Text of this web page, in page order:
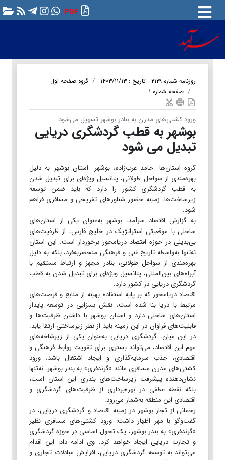
PDF
روزنامه شماره ۲۱۲۹ - تاریخ : ۱۴۰۳/۱۱/۱۳
گروه صفحه اول
صفحه شماره ۱
ورود کشتی‌های مدرن به بنادر بوشهر تسهیل می‌شود
بوشهر به قطب گردشگری دریایی
تبدیل می شود
گروه استان‌ها- حامد عرب‌زاده، بوشهر- استان بوشهر به دلیل
بهره‌مندی از سواحل طولانی، پتانسیل ویژه‌ای برای تبدیل شدن
به قطب گردشگری کشور را دارد که باید ضمن توسعه
زیرساخت‌ها، زمینه حضور شناورهای تفریحی و مسافری فراهم
شود.
به گزارش اقتصاد سرآمد، بوشهر به‌عنوان یکی از استان‌های
ساحلی با موقعیتی استراتژیک در خلیج فارس، از ظرفیت‌های
بی‌بدیلی در حوزه اقتصاد دریامحور برخوردار است. این استان
نه‌تنها به‌واسطه تاریخ غنی و فرهنگی منحصربه‌فرد، بلکه به دلیل
بهره‌مندی از سواحل طولانی، بنادر مجهز و ارتباط مستقیم با
آبراه‌های بین‌المللی، پتانسیل ویژه‌ای برای تبدیل شدن به قطب
گردشگری دریایی در کشور دارد.
اقتصاد دریامحور که بر پایه استفاده بهینه از منابع و فرصت‌های
مرتبط با دریا بنا شده است، نقش بسزایی در توسعه پایدار
استان‌های ساحلی دارد و استان بوشهر با داشتن ظرفیت‌ها و
قابلیت‌های فراوان در این زمینه باید از نظر زیرساختی ارتقا یابد.
در این میان، گردشگری دریایی به‌عنوان یکی از زیرشاخه‌های
مهم این اقتصاد، می‌تواند بستری برای تقویت روابط فرهنگی و
اقتصادی، جذب سرمایه‌گذاری و ایجاد اشتغال باشد. ورود
کشتی‌های مدرن مسافری مانند «گرندفری» به بندر بوشهر، نه‌تنها
نشان‌دهنده پیشرفت زیرساخت‌های بندری این استان است،
بلکه نقطه عطفی در بهره‌برداری از ظرفیت‌های گردشگری و
اقتصادی این منطقه به‌شمار می‌رود.
رحمانی از تجار بوشهر در زمینه اقتصاد و گردشگری دریایی، در
گفت‌وگو با مهر اظهار داشت: ورود کشتی‌های مسافری نظیر
«گرندفری» به بندر بوشهر، یک تحول اساسی در حوزه گردشگری
و تجارت دریایی ایجاد خواهد کرد. وی ادامه داد: این اقدام
می‌تواند به توسعه گردشگری دریایی، افزایش مبادلات تجاری و